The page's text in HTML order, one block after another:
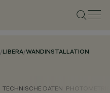
/LIBERA/WANDINSTALLATION
TECHNISCHE DATEN